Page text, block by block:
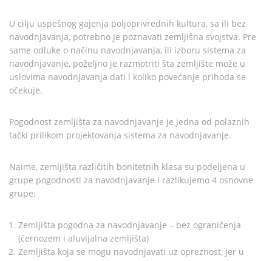
U cilju uspešnog gajenja poljoprivrednih kultura, sa ili bez
navodnjavanja, potrebno je poznavati zemljišna svojstva. Pre
same odluke o načinu navodnjavanja, ili izboru sistema za
navodnjavanje, poželjno je razmotriti šta zemljište može u
uslovima navodnjavanja dati i koliko povećanje prihoda se
očekuje.
Pogodnost zemljišta za navodnjavanje je jedna od polaznih
tački prilikom projektovanja sistema za navodnjavanje.
Naime, zemljišta različitih bonitetnih klasa su podeljena u
grupe pogodnosti za navodnjavanje i razlikujemo 4 osnovne
grupe:
Zemljišta pogodna za navodnjavanje – bez ograničenja
(černozem i aluvijalna zemljišta)
Zemljišta koja se mogu navodnjavati uz opreznost, jer u